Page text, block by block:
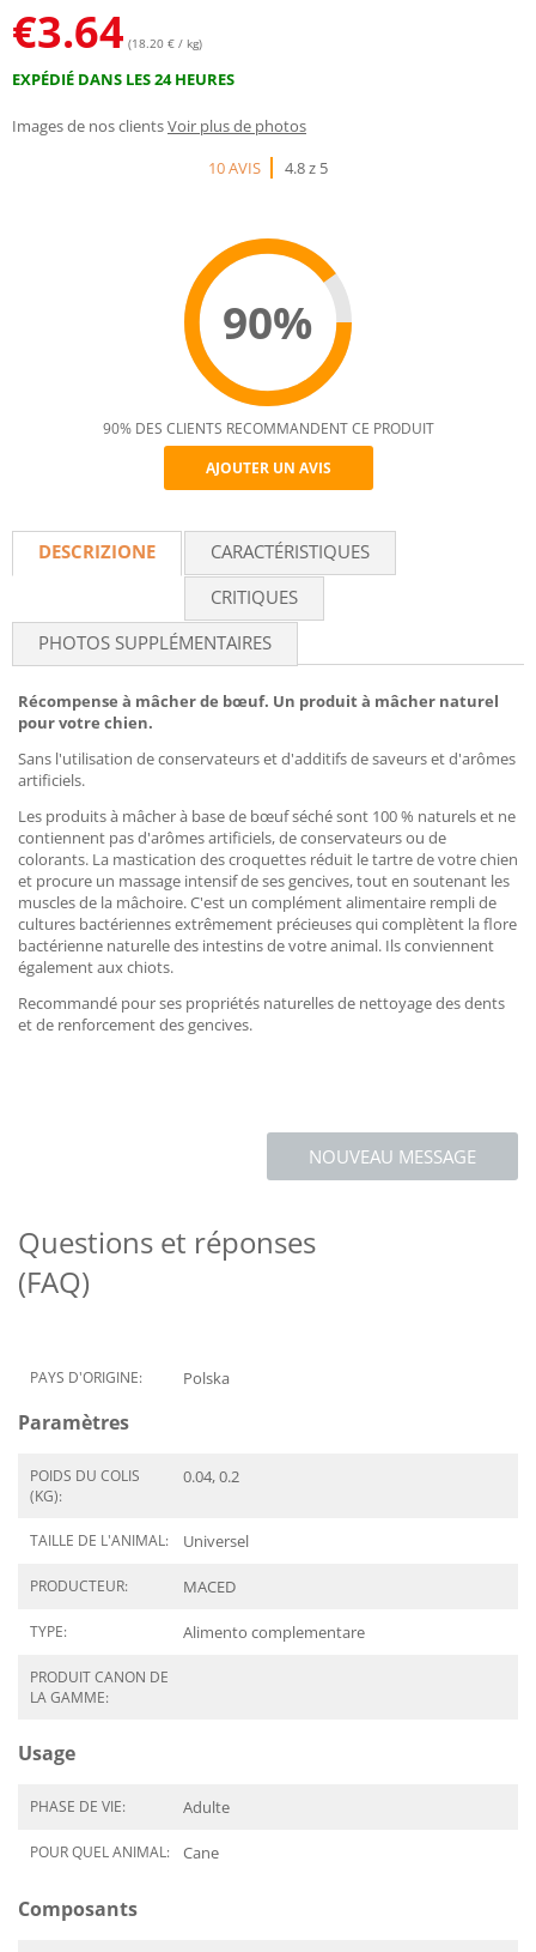
€3.64 (18.20 € / kg)
EXPÉDIÉ DANS LES 24 HEURES
Images de nos clientsVoir plus de photos
10 AVIS
4.8 z 5
90%
Recommend
90% DES CLIENTS RECOMMANDENT CE PRODUIT
AJOUTER UN AVIS
DESCRIZIONE
CARACTÉRISTIQUES
CRITIQUES
PHOTOS SUPPLÉMENTAIRES
Récompense à mâcher de bœuf. Un produit à mâcher naturel
pour votre chien.
Sans l'utilisation de conservateurs et d'additifs de saveurs et d'arômes
artificiels.
Les produits à mâcher à base de bœuf séché sont 100 % naturels et ne
contiennent pas d'arômes artificiels, de conservateurs ou de
colorants. La mastication des croquettes réduit le tartre de votre chien
et procure un massage intensif de ses gencives, tout en soutenant les
muscles de la mâchoire. C'est un complément alimentaire rempli de
cultures bactériennes extrêmement précieuses qui complètent la flore
bactérienne naturelle des intestins de votre animal. Ils conviennent
également aux chiots.
Recommandé pour ses propriétés naturelles de nettoyage des dents
et de renforcement des gencives.
NOUVEAU MESSAGE
Questions et réponses
(FAQ)
PAYS D'ORIGINE: Polska
Paramètres
POIDS DU COLIS
(KG):
0.04, 0.2
TAILLE DE L'ANIMAL: Universel
PRODUCTEUR: MACED
TYPE: Alimento complementare
PRODUIT CANON DE
LA GAMME:
Usage
PHASE DE VIE: Adulte
POUR QUEL ANIMAL: Cane
Composants